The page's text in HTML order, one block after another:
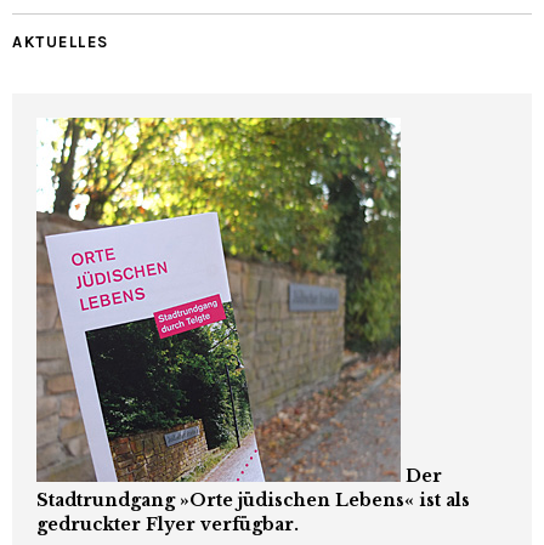
AKTUELLES
Der
Stadtrundgang »Orte jüdischen Lebens« ist als
gedruckter Flyer verfügbar.